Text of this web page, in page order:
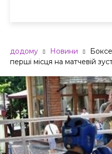
додому Новини
перші місця на матчевій